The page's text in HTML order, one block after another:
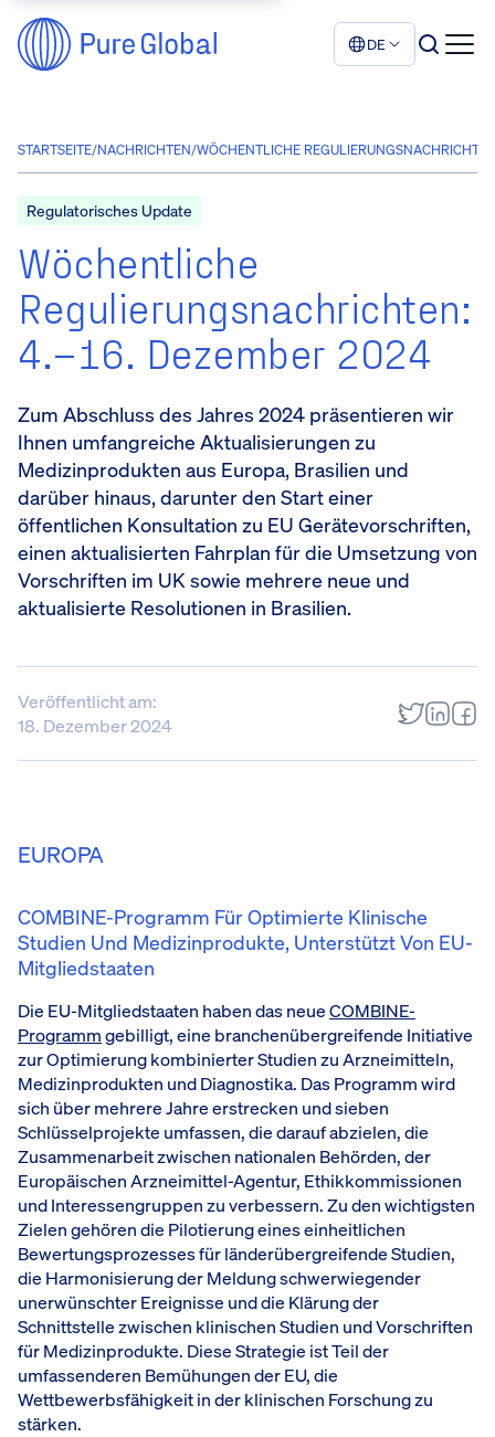
DE
STARTSEITE/NACHRICHTEN/WÖCHENTLICHE
Regulatorisches Update
Wöchentliche
Regulierungsnachrichten:
4.–16. Dezember 2024
Zum Abschluss des Jahres 2024 präsentieren wir
Ihnen umfangreiche Aktualisierungen zu
Medizinprodukten aus Europa, Brasilien und
darüber hinaus, darunter den Start einer
öffentlichen Konsultation zu EU Gerätevorschriften,
einen aktualisierten Fahrplan für die Umsetzung von
Vorschriften im UK sowie mehrere neue und
aktualisierte Resolutionen in Brasilien.
Veröffentlicht am:
18. Dezember 2024
EUROPA
COMBINE-Programm Für Optimierte Klinische
Studien Und Medizinprodukte, Unterstützt Von EU-
Mitgliedstaaten
Die EU-Mitgliedstaaten haben das neueCOMBINE-
Programmgebilligt, eine branchenübergreifende Initiative
zur Optimierung kombinierter Studien zu Arzneimitteln,
Medizinprodukten und Diagnostika. Das Programm wird
sich über mehrere Jahre erstrecken und sieben
Schlüsselprojekte umfassen, die darauf abzielen, die
Zusammenarbeit zwischen nationalen Behörden, der
Europäischen Arzneimittel-Agentur, Ethikkommissionen
und Interessengruppen zu verbessern. Zu den wichtigsten
Zielen gehören die Pilotierung eines einheitlichen
Bewertungsprozesses für länderübergreifende Studien,
die Harmonisierung der Meldung schwerwiegender
unerwünschter Ereignisse und die Klärung der
Schnittstelle zwischen klinischen Studien und Vorschriften
für Medizinprodukte. Diese Strategie ist Teil der
umfassenderen Bemühungen der EU, die
Wettbewerbsfähigkeit in der klinischen Forschung zu
stärken.